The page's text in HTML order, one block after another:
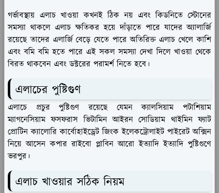
গর্ভাবস্থায় এলাচ খাওয়া কখনই ঠিক নয় এবং কিডনিতে স্টোনের
সমস্যা থাকলে এলাচ ক্ষতিকর হয়ে দাঁড়াতে পারে যাদের অ্যালার্জি
রয়েছে তাদের এলার্জি বেড়ে যেতে পারে অতিরিক্ত এলাচ খেলে কাশি
এবং বমি বমি হতে পারে এই সকল সমস্যা দেখা দিলে খাওয়া থেকে
বিরত থাকবেন এবং ডক্টরের পরামর্শ নিতে হবে।
এলাচের পুষ্টিগুণ
এলাচে প্রচুর পুষ্টিগুণ রয়েছে যেমন ক্যালসিয়াম পটাশিয়াম
ম্যাগনেসিয়াম ফসফরাস ভিটামিন আইরন সোডিয়াম থাইমিন ফ্যাট
প্রোটিন ক্যালোরি কার্বোহাইড্রেট জিংক ইলেকট্রোলাইট পাইরেট অক্সিন
নিয়ে আসেন কপার রাইবো প্লাবিন আরো ইত্যাদি ইত্যাদি পুষ্টিগুণে
ভরপুর।
এলাচ খাওয়ার সঠিক নিয়ম